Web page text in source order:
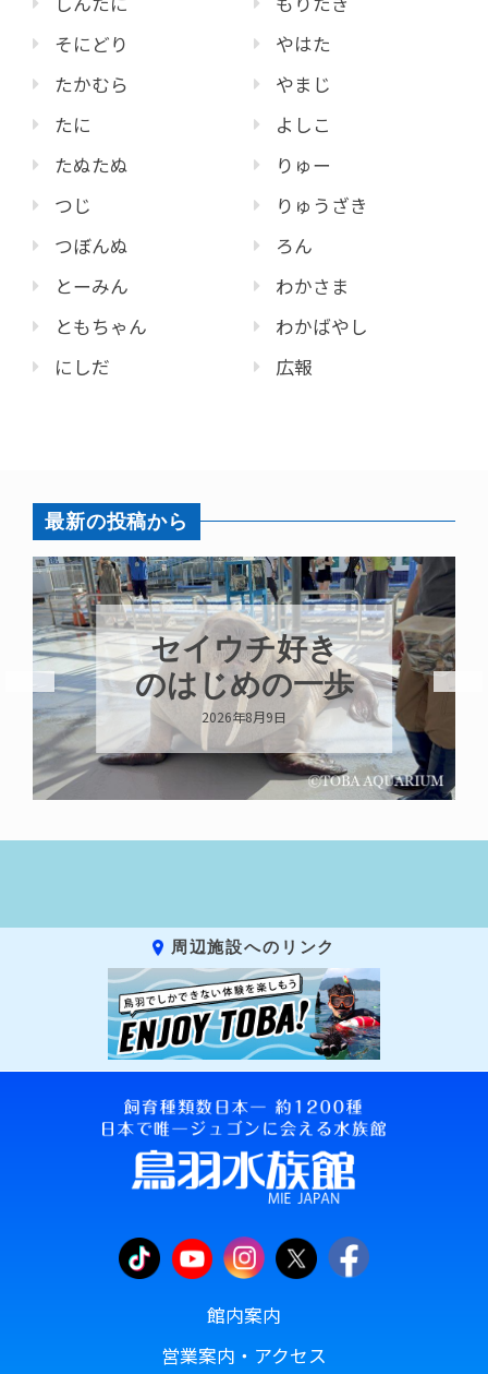
そにどり
たかむら
たに
たぬたぬ
つじ
つぼんぬ
とーみん
ともちゃん
にしだ
やはた
やまじ
よしこ
りゅー
りゅうざき
ろん
わかさま
わかばやし
広報
最新の投稿から
セイウチ好き
のはじめの一歩
2026年8月9日
周辺施設へのリンク
館内案内
営業案内・アクセス